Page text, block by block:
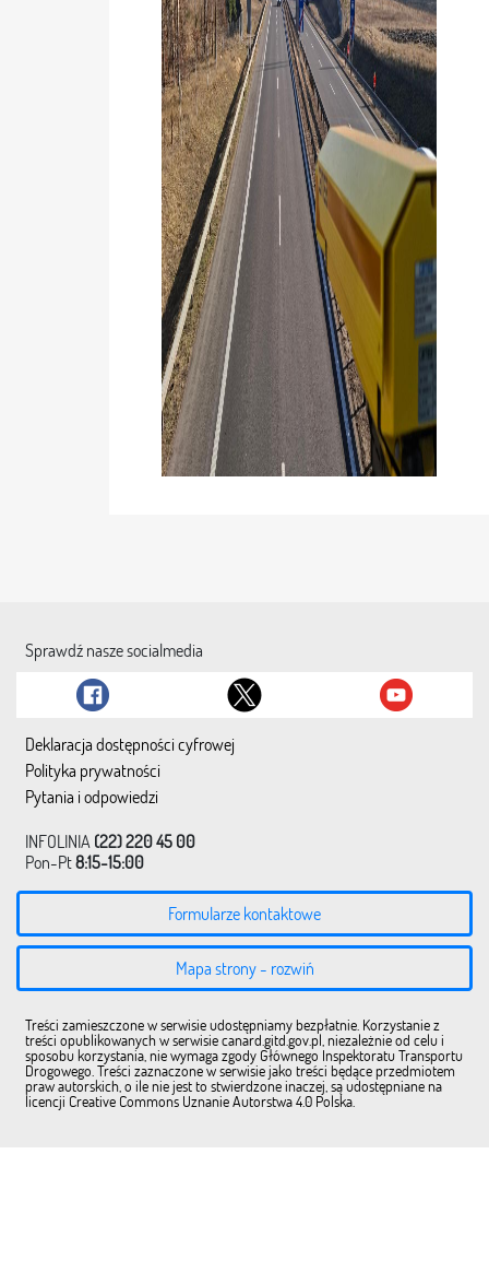
Sprawdź nasze socialmedia
Deklaracja dostępności cyfrowej
Polityka prywatności
Pytania i odpowiedzi
INFOLINIA (22) 220 45 00
Pon-Pt8:15-15:00
Formularze kontaktowe
Mapa strony - rozwiń
Treści zamieszczone w serwisie udostępniamy bezpłatnie. Korzystanie z
treści opublikowanych w serwisie canard.gitd.gov.pl, niezależnie od celu i
sposobu korzystania, nie wymaga zgody Głównego Inspektoratu Transportu
Drogowego. Treści zaznaczone w serwisie jako treści będące przedmiotem
praw autorskich, o ile nie jest to stwierdzone inaczej, są udostępniane na
licencji Creative Commons Uznanie Autorstwa 4.0 Polska.